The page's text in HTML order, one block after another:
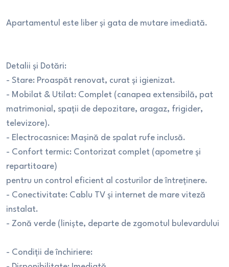
Apartamentul este liber și gata de mutare imediată.
Detalii și Dotări:
- Stare: Proaspăt renovat, curat și igienizat.
- Mobilat & Utilat: Complet (canapea extensibilă, pat
matrimonial, spații de depozitare, aragaz, frigider,
televizore).
- Electrocasnice: Mașină de spalat rufe inclusă.
- Confort termic: Contorizat complet (apometre și
repartitoare)
pentru un control eficient al costurilor de întreținere.
- Conectivitate: Cablu TV și internet de mare viteză
instalat.
- Zonă verde (liniște, departe de zgomotul bulevardului
- Condiții de închiriere: